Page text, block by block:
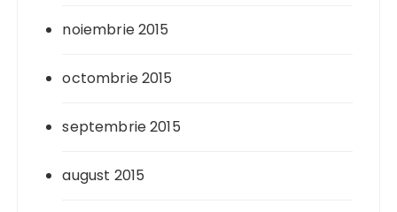
noiembrie 2015
octombrie 2015
septembrie 2015
august 2015